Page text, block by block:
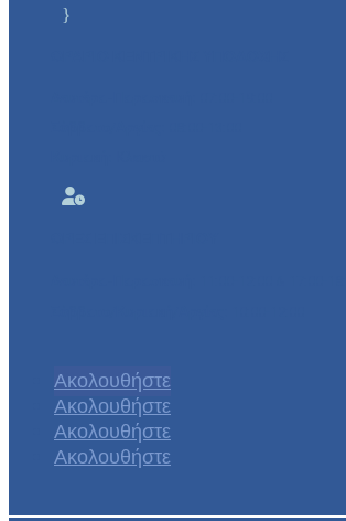
}

Ακολουθήστε
Ακολουθήστε
Ακολουθήστε
Ακολουθήστε